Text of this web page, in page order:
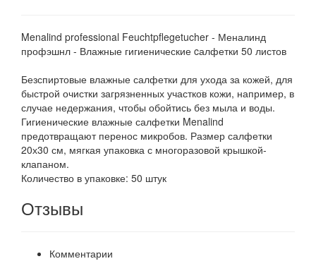
Menalind professional Feuchtpflegetucher - Меналинд
профэшнл - Влажные гигиенические cалфетки 50 листов
Безспиртовые влажные салфетки для ухода за кожей, для
быстрой очистки загрязненных участков кожи, например, в
случае недержания, чтобы обойтись без мыла и воды.
Гигиенические влажные салфетки Menalind
предотвращают перенос микробов. Размер салфетки
20х30 см, мягкая упаковка с многоразовой крышкой-
клапаном.
Количество в упаковке: 50 штук
Отзывы
Комментарии